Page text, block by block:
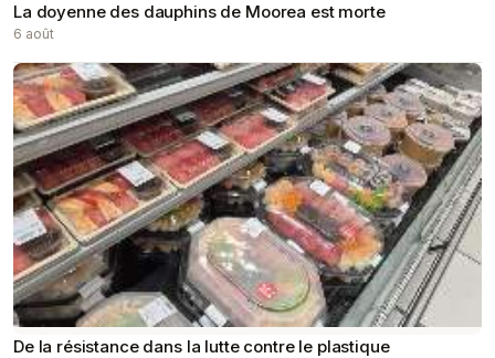
La doyenne des dauphins de Moorea est morte
6 août
​De la résistance dans la lutte contre le plastique